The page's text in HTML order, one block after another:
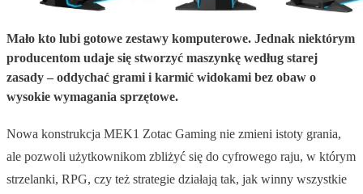
Mało kto lubi gotowe zestawy komputerowe. Jednak niektórym
producentom udaje się stworzyć maszynkę według starej
zasady – oddychać grami i karmić widokami bez obaw o
wysokie wymagania sprzętowe.
Nowa konstrukcja MEK1 Zotac Gaming nie zmieni istoty grania,
ale pozwoli użytkownikom zbliżyć się do cyfrowego raju, w którym
strzelanki, RPG, czy też strategie działają tak, jak winny wszystkie